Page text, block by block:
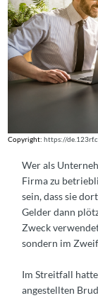
Copyright:https://
Wer als
Firma zu
sein, dass sie
Gelder dann
Zweck
sondern im
Im Streitfall
angestellten